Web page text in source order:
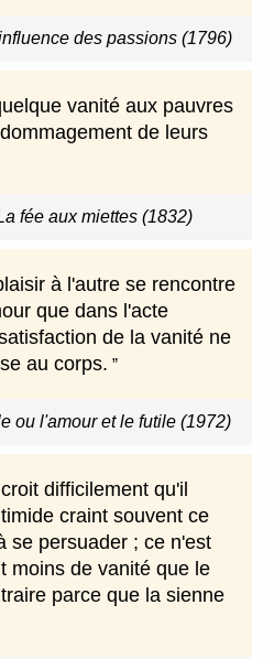
des passions (1796)
vanité aux pauvres
de leurs
fée aux miettes (1832)
à l'autre se rencontre
que dans l'acte
de la vanité ne
au corps.
ou l'amour et le futile (1972)
difficilement qu'il
craint souvent ce
se persuader ; ce n'est
moins de vanité que le
parce que la sienne